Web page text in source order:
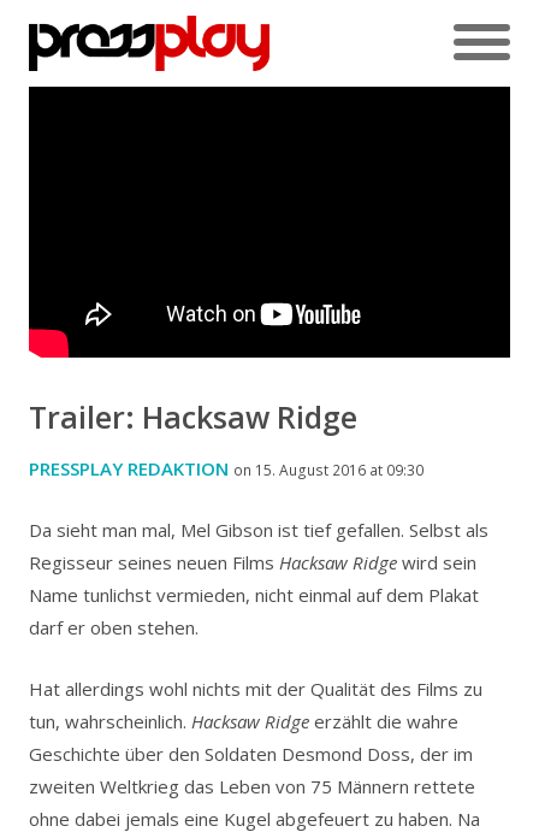
Trailer: Hacksaw Ridge
PRESSPLAY REDAKTION on 15. August 2016 at 09:30
Da sieht man mal, Mel Gibson ist tief gefallen. Selbst als
Regisseur seines neuen Films Hacksaw Ridge wird sein
Name tunlichst vermieden, nicht einmal auf dem Plakat
darf er oben stehen.
Hat allerdings wohl nichts mit der Qualität des Films zu
tun, wahrscheinlich. Hacksaw Ridge erzählt die wahre
Geschichte über den Soldaten Desmond Doss, der im
zweiten Weltkrieg das Leben von 75 Männern rettete
ohne dabei jemals eine Kugel abgefeuert zu haben. Na